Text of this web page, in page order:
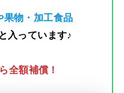
果物・加工食品
入っています♪
全額補償！